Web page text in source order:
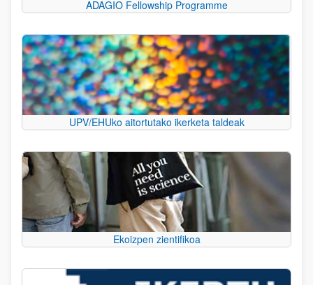
ADAGIO Fellowship Programme
UPV/EHUko aitortutako ikerketa taldeak
Ekoizpen zientifikoa